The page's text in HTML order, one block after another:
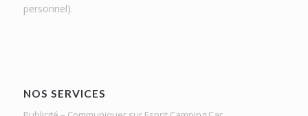
personnel).
NOS SERVICES